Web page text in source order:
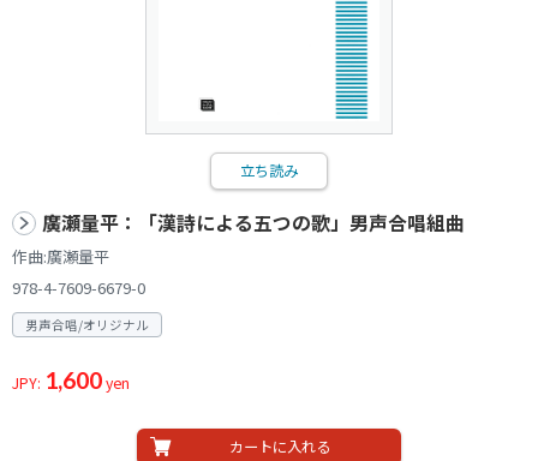
立ち読み
廣瀬量平：「漢詩による五つの歌」男声合唱組曲
作曲:廣瀬量平
978-4-7609-6679-0
男声合唱/オリジナル
JPY: 1,600yen
カートに入れる